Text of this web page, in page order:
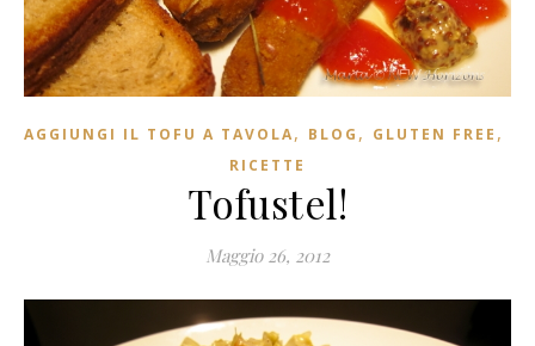
AGGIUNGI IL TOFU A TAVOLA, BLOG , GLUTEN FREE ,
RICETTE
Tofustel!
Maggio 26, 2012